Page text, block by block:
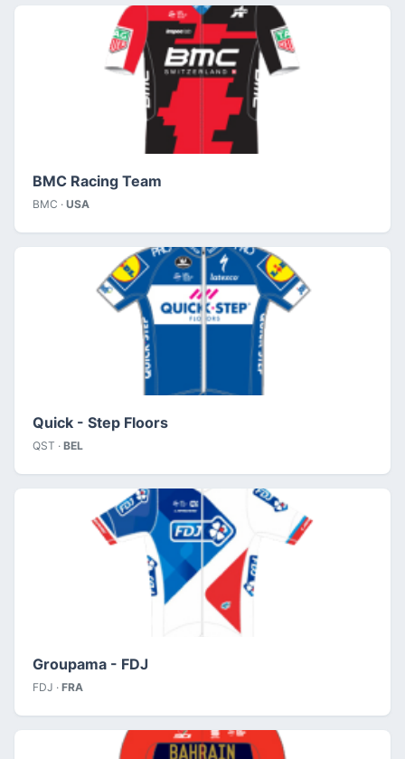
BMC Racing Team
BMC · USA
Quick - Step Floors
QST · BEL
Groupama - FDJ
FDJ · FRA